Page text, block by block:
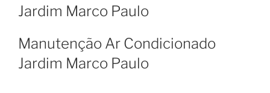
Jardim Marco Paulo
Manutenção Ar Condicionado
Jardim Marco Paulo